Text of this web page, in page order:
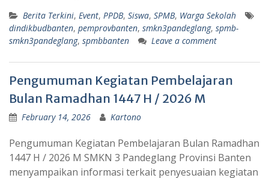
Berita Terkini, Event, PPDB, Siswa, SPMB, Warga Sekolah
dindikbudbanten, pemprovbanten, smkn3pandeglang, spmb-
smkn3pandeglang, spmbbanten Leave a comment
Pengumuman Kegiatan Pembelajaran
Bulan Ramadhan 1447 H / 2026 M
February 14, 2026 Kartono
Pengumuman Kegiatan Pembelajaran Bulan Ramadhan
1447 H / 2026 M SMKN 3 Pandeglang Provinsi Banten
menyampaikan informasi terkait penyesuaian kegiatan